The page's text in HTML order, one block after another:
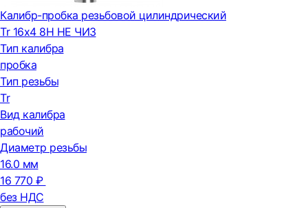
Калибр-пробка резьбовой цилиндрический
Tr 16х4 8H НЕ ЧИЗ
Тип калибра
пробка
Тип резьбы
Tr
Вид калибра
рабочий
Диаметр резьбы
16.0 мм
16 770 ₽
без НДС